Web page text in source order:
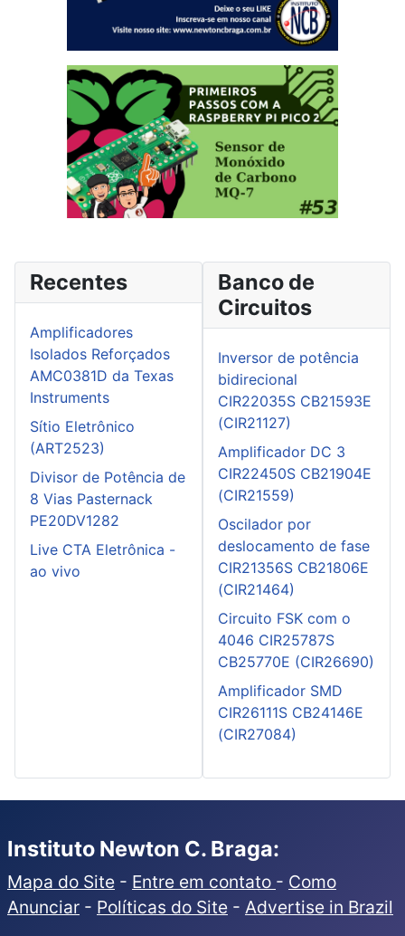
Recentes
Amplificadores
Isolados Reforçados
AMC0381D da Texas
Instruments
Sítio Eletrônico
(ART2523)
Divisor de Potência de
8 Vias Pasternack
PE20DV1282
Live CTA Eletrônica -
ao vivo
Banco de
Circuitos
Inversor de potência
bidirecional
CIR22035S CB21593E
(CIR21127)
Amplificador DC 3
CIR22450S CB21904E
(CIR21559)
Oscilador por
deslocamento de fase
CIR21356S CB21806E
(CIR21464)
Circuito FSK com o
4046 CIR25787S
CB25770E (CIR26690)
Amplificador SMD
CIR26111S CB24146E
(CIR27084)
Instituto Newton C. Braga:
Mapa do Site - Entre em contato - Como
Anunciar - Políticas do Site - Advertise in Brazil